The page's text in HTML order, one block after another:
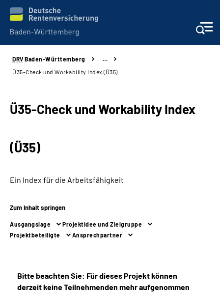
Beratung und Kontakt
Karriere
Inhalte in Gebärdensprache (DGS)
Suche
DRV Baden-Württemberg
…
Ü35-Check und Workability Index (Ü35)
Ü35-Check und Workability Index
(Ü35)
Ein Index für die Arbeitsfähigkeit
Zum Inhalt springen
Ausgangslage
Projektidee und Zielgruppe
Projektbeteiligte
Ansprechpartner
Bitte beachten Sie: Für dieses Projekt können
derzeit keine Teilnehmenden mehr aufgenommen